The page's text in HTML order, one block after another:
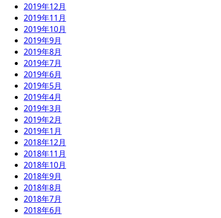
2019年12月
2019年11月
2019年10月
2019年9月
2019年8月
2019年7月
2019年6月
2019年5月
2019年4月
2019年3月
2019年2月
2019年1月
2018年12月
2018年11月
2018年10月
2018年9月
2018年8月
2018年7月
2018年6月